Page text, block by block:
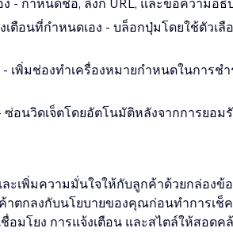
- กำหนดชื่อ, ลิงก์ URL, และข้อความอธิ
เตือนที่กำหนดเอง - บล็อกปุ่มโดยใช้ตัวเลื
เพิ่มช่องทำเครื่องหมายกำหนดในการช
ซ่อนวิดเจ็ตโดยอัตโนมัติหลังจากการยอม
เพิ่มความมั่นใจให้กับลูกค้าด้วยกล่องข้
าตกลงกับนโยบายของคุณก่อนทำการเช็
อมโยง การแจ้งเตือน และสไตล์ให้สอด